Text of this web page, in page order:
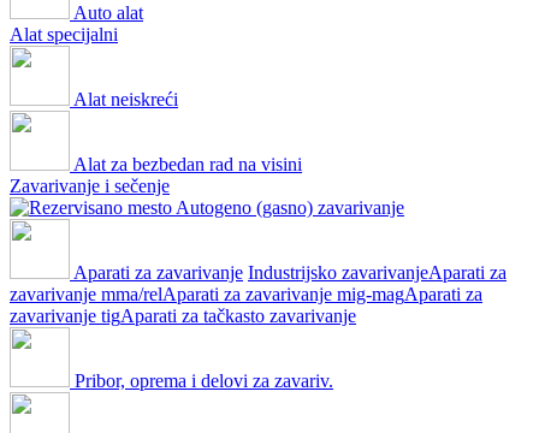
Auto alat
Alat specijalni
Alat neiskreći
Alat za bezbedan rad na visini
Zavarivanje i sečenje
Autogeno (gasno) zavarivanje
Aparati za zavarivanje Industrijsko zavarivanjeAparati za
zavarivanje mma/relAparati za zavarivanje mig-magAparati za
zavarivanje tigAparati za tačkasto zavarivanje
Pribor, oprema i delovi za zavariv.